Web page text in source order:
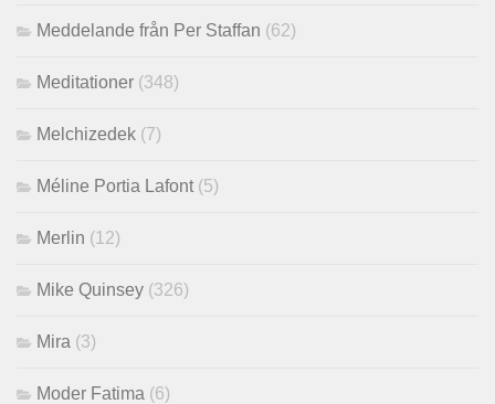
Meddelande från Per Staffan (62)
Meditationer (348)
Melchizedek (7)
Méline Portia Lafont (5)
Merlin (12)
Mike Quinsey (326)
Mira (3)
Moder Fatima (6)